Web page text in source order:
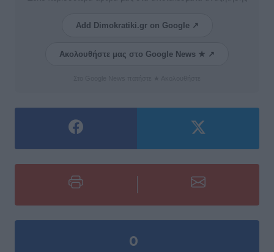
Add Dimokratiki.gr on Google ↗
Ακολουθήστε μας στο Google News ★ ↗
0